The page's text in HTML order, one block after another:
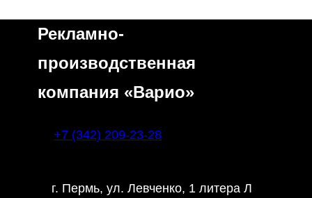
Рекламно-
производственная
компания «Варио»
+7 (342) 209-23-28
г. Пермь, ул. Левченко, 1 литера Л